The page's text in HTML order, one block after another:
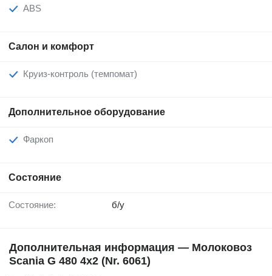
ABS
Салон и комфорт
Круиз-контроль (темпомат)
Дополнительное оборудование
Фаркоп
Состояние
Состояние: б/у
Дополнительная информация — Молоковоз
Scania G 480 4x2 (Nr. 6061)